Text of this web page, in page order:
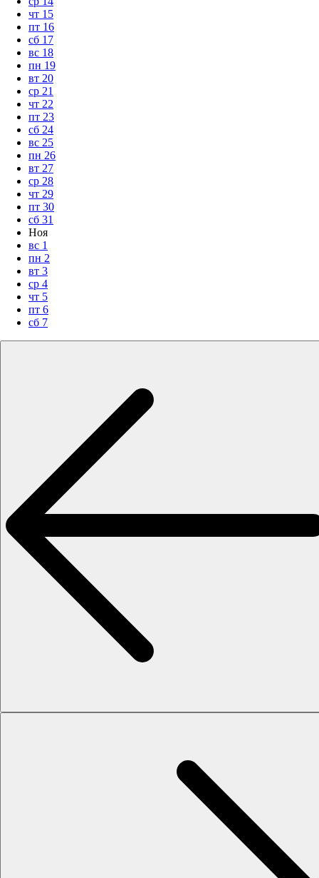
чт 15
пт 16
сб 17
вс 18
пн 19
вт 20
ср 21
чт 22
пт 23
сб 24
вс 25
пн 26
вт 27
ср 28
чт 29
пт 30
сб 31
Ноя
вс 1
пн 2
вт 3
ср 4
чт 5
пт 6
сб 7